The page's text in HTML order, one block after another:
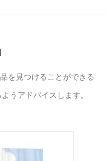
を見つけることができる
うアドバイスします。